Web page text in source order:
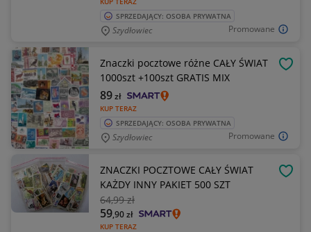
Promowane
SPRZEDAJĄCY: OSOBA PRYWATNA
Szydłowiec
Promowane
Znaczki pocztowe różne CAŁY ŚWIAT
1000szt +100szt GRATIS MIX
KUP TERAZ
89zł
SPRZEDAJĄCY: OSOBA PRYWATNA
Szydłowiec
ZNACZKI POCZTOWE CAŁY ŚWIAT
KAŻDY INNY PAKIET 500 SZT
64,99 zł
KUP TERAZ
59,90zł